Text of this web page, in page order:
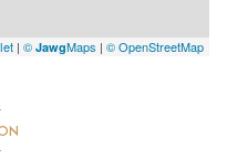
| © JawgMaps | © OpenStreetMap